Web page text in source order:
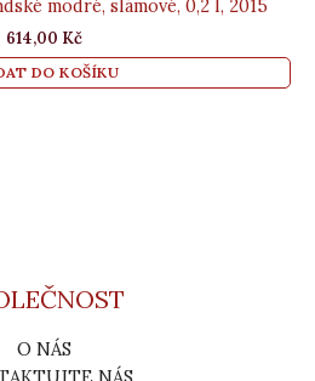
modré, slámové, 0,2 l, 2015
614,00 Kč
DO KOŠÍKU
O NÁS
NÁS